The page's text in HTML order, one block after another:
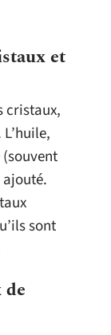
et
cristaux,
ajouté.
sont